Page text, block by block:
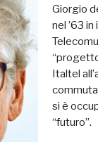
Giorgio
nel ’63
Italtel
si è
“futuro”.